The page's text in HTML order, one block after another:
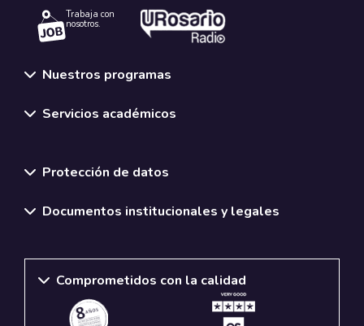
Trabaja con
nosotros.
Nuestros programas
Servicios académicos
Protección de datos
Documentos institucionales y legales
Comprometidos con la calidad